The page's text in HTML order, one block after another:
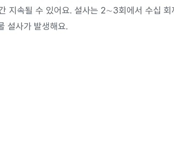
지속될 수 있어요. 설사는 2∼3회에서 수십 회
설사가 발생해요.